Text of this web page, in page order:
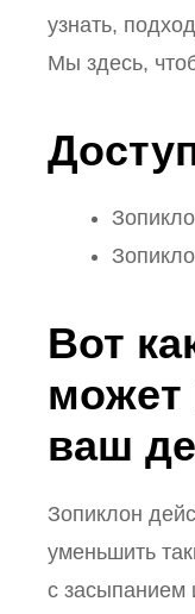
узнать,
Мы здесь,
Вот
может
ваш
Зопиклон
уменьшить
с засыпанием